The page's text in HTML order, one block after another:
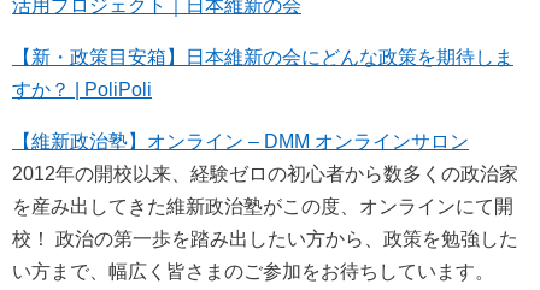
活用プロジェクト｜日本維新の会
【新・政策目安箱】日本維新の会にどんな政策を期待しま
すか？ | PoliPoli
【維新政治塾】オンライン – DMM オンラインサロン
2012年の開校以来、経験ゼロの初心者から数多くの政治家
を産み出してきた維新政治塾がこの度、オンラインにて開
校！ 政治の第一歩を踏み出したい方から、政策を勉強した
い方まで、幅広く皆さまのご参加をお待ちしています。